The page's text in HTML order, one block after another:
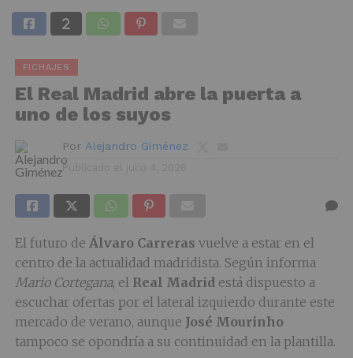
FICHAJES
El Real Madrid abre la puerta a
uno de los suyos
Por Alejandro Giménez
Publicado el
El futuro de Álvaro Carreras vuelve a estar en el
centro de la actualidad madridista. Según informa
Mario Cortegana, elReal Madrid está dispuesto a
escuchar ofertas por el lateral izquierdo durante este
mercado de verano, aunque José Mourinho
tampoco se opondría a su continuidad en la plantilla.